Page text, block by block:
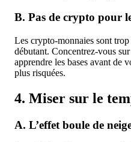
B. Pas de crypto pour
Les crypto-monnaies sont
débutant. Concentrez-vous
apprendre les bases avant de
plus risquées.
4. Miser sur le
A. L’effet boule de